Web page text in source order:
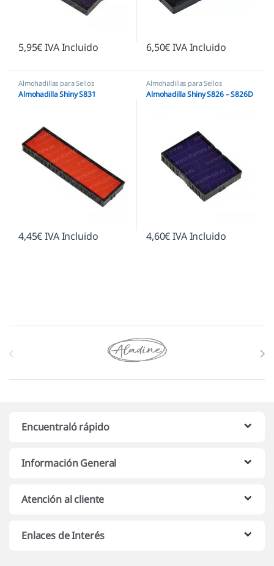
5,95€IVA Incluido 6,50€IVA Incluido
Almohadillas para Sellos
Automáticos ,Almohadillas Shiny
Almohadilla Shiny S831
4,45€IVA Incluido
Almohadillas para Sellos
Automáticos ,Almohadillas Shiny
Almohadilla Shiny S826 – S826D
4,60€IVA Incluido
Marcas De Carrusel
Encuentraló rápido
Información General
Atención al cliente
Enlaces de Interés